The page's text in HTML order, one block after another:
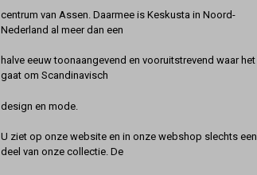
centrum van Assen. Daarmee is Keskusta in Noord-
Nederland al meer dan een
halve eeuw toonaangevend en vooruitstrevend waar het
gaat om Scandinavisch
design en mode.
U ziet op onze website en in onze webshop slechts een
deel van onze collectie. De